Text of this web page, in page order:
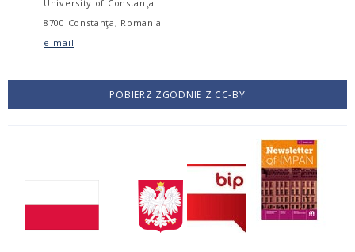
University of Constanţa
8700 Constanţa, Romania
e-mail
POBIERZ ZGODNIE Z CC-BY